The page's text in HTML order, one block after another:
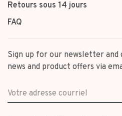
Retours sous 14 jours
FAQ
Sign up for our newsletter
news and product offers via